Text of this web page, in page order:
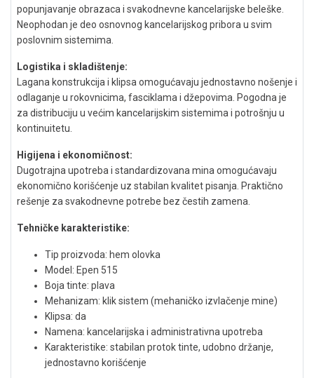
popunjavanje obrazaca i svakodnevne kancelarijske beleške.
Neophodan je deo osnovnog kancelarijskog pribora u svim
poslovnim sistemima.
Logistika i skladištenje:
Lagana konstrukcija i klipsa omogućavaju jednostavno nošenje i
odlaganje u rokovnicima, fasciklama i džepovima. Pogodna je
za distribuciju u većim kancelarijskim sistemima i potrošnju u
kontinuitetu.
Higijena i ekonomičnost:
Dugotrajna upotreba i standardizovana mina omogućavaju
ekonomično korišćenje uz stabilan kvalitet pisanja. Praktično
rešenje za svakodnevne potrebe bez čestih zamena.
Tehničke karakteristike:
Tip proizvoda: hem olovka
Model: Epen 515
Boja tinte: plava
Mehanizam: klik sistem (mehaničko izvlačenje mine)
Klipsa: da
Namena: kancelarijska i administrativna upotreba
Karakteristike: stabilan protok tinte, udobno držanje,
jednostavno korišćenje